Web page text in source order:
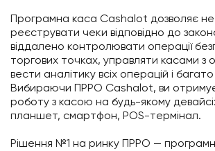
Програмна каса Cashalot дозволяє не
реєструвати чеки відповідно до
віддалено контролювати операції
торгових точках, управляти касами з
вести аналітику всіх операцій і
Вибираючи ПРРО Cashalot, ви
роботу з касою на будь-якому
планшет, смартфон, POS-термінал.
Рішення №1 на ринку ПРРО —